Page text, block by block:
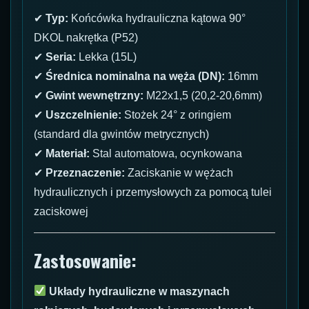
✔ Typ: Końcówka hydrauliczna kątowa 90°
DKOL nakrętka (P52)
✔ Seria: Lekka (15L)
✔ Średnica nominalna na węża (DN): 16mm
✔ Gwint wewnętrzny: M22x1,5 (20,2-20,6mm)
✔ Uszczelnienie: Stożek 24° z oringiem
(standard dla gwintów metrycznych)
✔ Materiał: Stal automatowa, ocynkowana
✔ Przeznaczenie: Zaciskanie w wężach
hydraulicznych i przemysłowych za pomocą tulei
zaciskowej
Zastosowanie:
Układy hydrauliczne w maszynach